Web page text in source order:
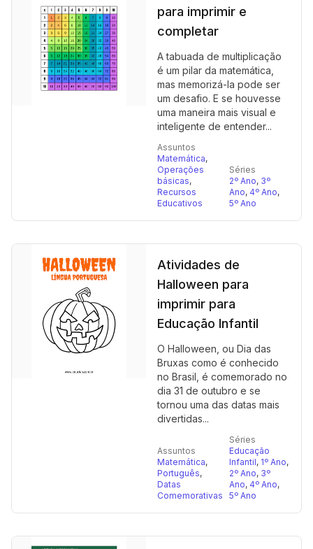
para imprimir e
completar
A tabuada de multiplicação
é um pilar da matemática,
mas memorizá-la pode ser
um desafio. E se houvesse
uma maneira mais visual e
inteligente de entender...
Assuntos
Matemática,
Operações
básicas,
Recursos
Educativos
Séries
2º Ano, 3º
Ano, 4º Ano,
5º Ano
Atividades de
Halloween para
imprimir para
Educação Infantil
O Halloween, ou Dia das
Bruxas como é conhecido
no Brasil, é comemorado no
dia 31 de outubro e se
tornou uma das datas mais
divertidas...
Assuntos
Matemática,
Português,
Datas
Comemorativas
Séries
Educação
Infantil, 1º Ano,
2º Ano, 3º
Ano, 4º Ano,
5º Ano